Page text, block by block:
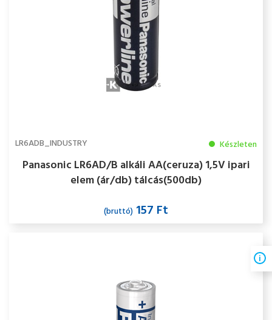
LR6ADB_INDUSTRY Készleten
Panasonic LR6AD/B alkáli AA(ceruza) 1,5V ipari
elem (ár/db) tálcás(500db)
(bruttó) 157 Ft